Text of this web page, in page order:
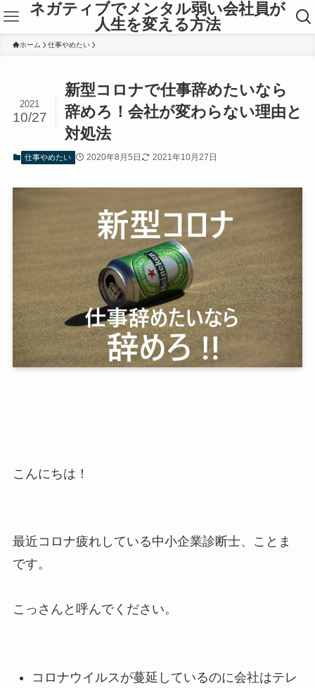
ネガティブでメンタル弱い会社員が
人生を変える方法
ホーム 仕事やめたい
新型コロナで仕事辞めたいなら
辞めろ！会社が変わらない理由と
対処法
2021
10/27
仕事やめたい 2020年8月5日 2021年10月27日
こんにちは！
最近コロナ疲れしている中小企業診断士、ことま
です。
こっさんと呼んでください。
コロナウイルスが蔓延しているのに会社はテレ